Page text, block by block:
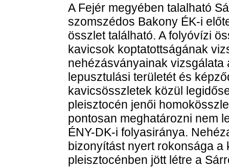
A Fejér megyében talalható
szomszédos Bakony ÉK-i
összlet található. A folyóvízi
kavicsok koptatottságának
nehézásványainak
lepusztulási területét és
kavicsösszletek közül
pleisztocén jenői
pontosan meghatározni nem
ÉNY-DK-i folyasiránya.
bizonyítást nyert rokonsága a
pleisztocénben jött létre a